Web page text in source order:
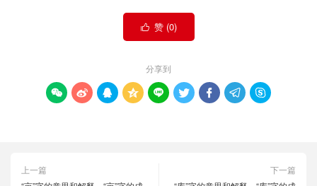
 赞 (0)
分享到
        
上一篇
下一篇